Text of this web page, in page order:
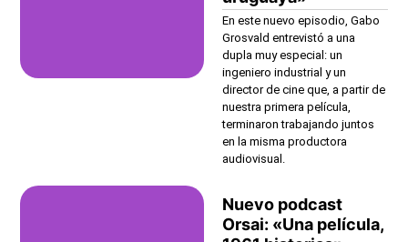
En este nuevo episodio, Gabo
Grosvald entrevistó a una
dupla muy especial: un
ingeniero industrial y un
director de cine que, a partir de
nuestra primera película,
terminaron trabajando juntos
en la misma productora
audiovisual.
Nuevo podcast
Orsai: «Una película,